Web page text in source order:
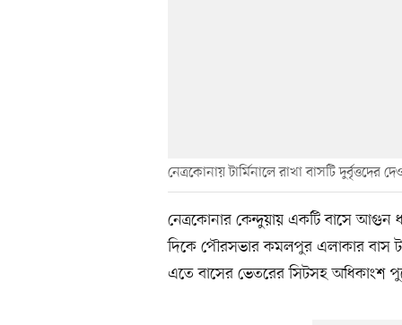
নেত্রকোনায় টার্মিনালে রাখা বাসটি
নেত্রকোনার কেন্দুয়ায় একটি বাসে আগুন
দিকে পৌরসভার কমলপুর এলাকার বাস
এতে বাসের ভেতরের সিটসহ অধিকাংশ